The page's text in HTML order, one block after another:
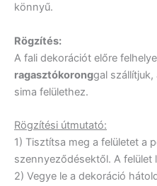
könnyű.
Rögzítés:
A fali dekorációt előre
ragasztókoronggal
sima felülethez.
Rögzítési útmutató:
1) Tisztítsa meg a felületet a
szennyeződésektől. A felület
2) Vegye le a dekoráció